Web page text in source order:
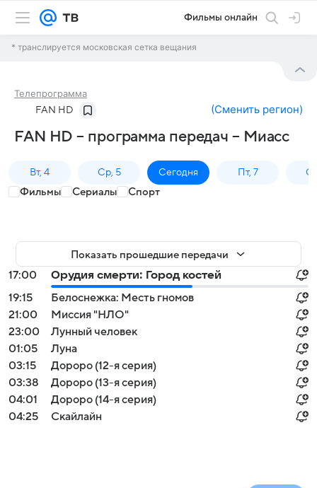
Фильмы онлайн
* транслируется московская сетка вещания
Телепрограмма
FAN HD (Сменить регион)
FAN HD – программа передач – Миасс
Вт, 4 Ср, 5 Сегодня Пт, 7
Фильмы Сериалы Спорт
Показать прошедшие передачи
17:00
Орудия смерти: Город костей
19:15
Белоснежка: Месть гномов
21:00
Миссия "НЛО"
23:00
Лунный человек
01:05
Луна
03:15
Дороро (12-я серия)
03:38
Дороро (13-я серия)
04:01
Дороро (14-я серия)
04:25
Скайлайн